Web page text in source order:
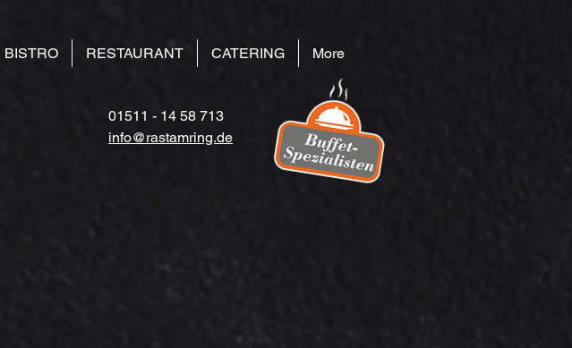
BISTRO RESTAURANT CATERING More
01511 - 14 58 713
info@rastamring.de